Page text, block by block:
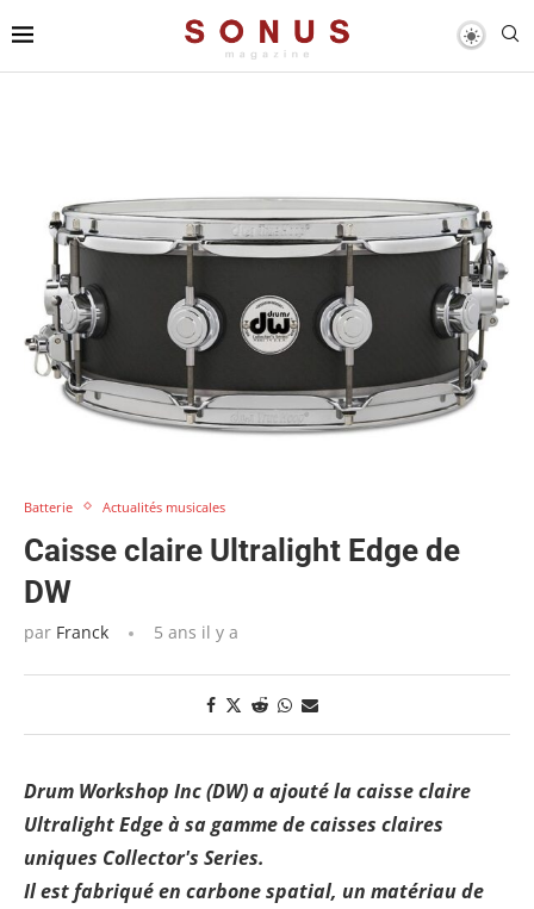
Batterie Actualités musicales
Caisse claire Ultralight Edge de
DW
par Franck 5 ans il y a
Drum Workshop Inc (DW) a ajouté la caisse claire
Ultralight Edge à sa gamme de caisses claires
uniques Collector's Series.
Il est fabriqué en carbone spatial, un matériau de